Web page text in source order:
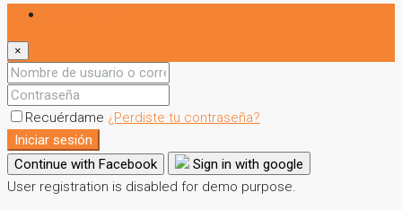
×
Recuérdame ¿Perdiste tu contraseña?
Iniciar sesión
Continue with Facebook
Sign in with google
User registration is disabled for demo purpose.